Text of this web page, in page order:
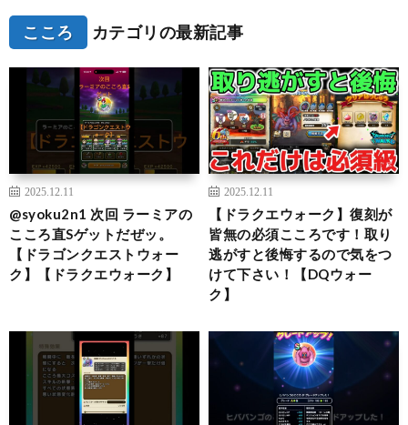
こころ カテゴリの最新記事
2025.12.11
@syoku2n1 次回 ラーミアの
こころ直Sゲットだぜッ。
【ドラゴンクエストウォー
ク】【ドラクエウォーク】
2025.12.11
【ドラクエウォーク】復刻が
皆無の必須こころです！取り
逃がすと後悔するので気をつ
けて下さい！【DQウォー
ク】